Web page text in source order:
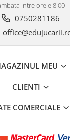
intre orele 8.00 -
0750281186
MEU
CLIENTI
COMERCIALE